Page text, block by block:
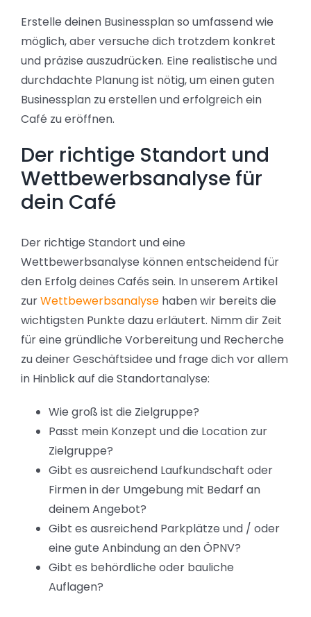
Erstelle deinen Businessplan so umfassend wie
möglich, aber versuche dich trotzdem konkret
und präzise auszudrücken. Eine realistische und
durchdachte Planung ist nötig, um einen guten
Businessplan zu erstellen und erfolgreich ein
Café zu eröffnen.
Der richtige Standort und
Wettbewerbsanalyse für
dein Café
Der richtige Standort und eine
Wettbewerbsanalyse können entscheidend für
den Erfolg deines Cafés sein. In unserem Artikel
zurWettbewerbsanalysehaben wir bereits die
wichtigsten Punkte dazu erläutert. Nimm dir Zeit
für eine gründliche Vorbereitung und Recherche
zu deiner Geschäftsidee und frage dich vor allem
in Hinblick auf die Standortanalyse:
Wie groß ist die Zielgruppe?
Passt mein Konzept und die Location zur
Zielgruppe?
Gibt es ausreichend Laufkundschaft oder
Firmen in der Umgebung mit Bedarf an
deinem Angebot?
Gibt es ausreichend Parkplätze und / oder
eine gute Anbindung an den ÖPNV?
Gibt es behördliche oder bauliche
Auflagen?